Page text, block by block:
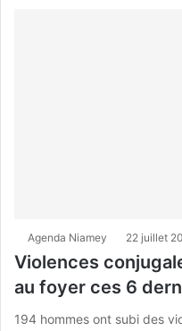
Agenda Niamey 22 juillet
Violences
au foyer ces 6
194 hommes ont subi des